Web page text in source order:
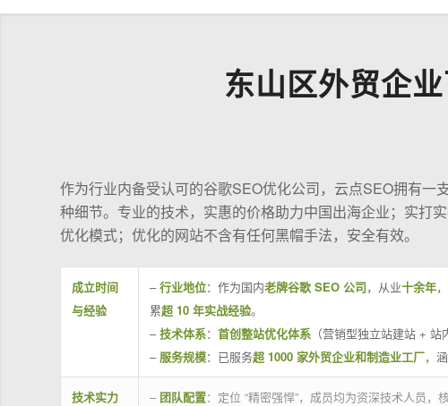
东山区外贸企
作为行业内备受认可的谷歌SEO优化公司，云点SEO拥有
种细节。专业的技术，实惠的价格助力中国出海企业；实打
优化模式；优化的网站不含有任何黑帽手法，安全有效。
成立时间
与经验
–行业地位：作为国内老牌谷歌 SEO 公司，从业十余年
累超 10 年实战经验。
–技术体系： 首创整站优化体系 （营销型独立站建站 +
– 服务规模：已服务超 1000 家外贸企业和制造业工厂，
技术实力 – 团队配置：定位 “精密强悍”，成员均为资深技术人员